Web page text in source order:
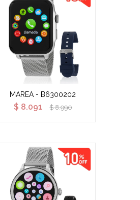
MAREA - B6300202
$ 8.091 $ 8.990